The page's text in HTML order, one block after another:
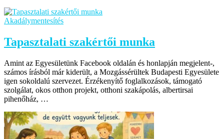
Akadálymentesítés
Tapasztalati szakértői munka
Amint az Egyesületünk Facebook oldalán és honlapján megjelent-,
számos írásból már kiderült, a Mozgássérültek Budapesti Egyesülete
igen sokoldalú szervezet. Érzékenyítő foglalkozások, támogató
szolgálat, okos otthon projekt, otthoni szakápolás, albertirsai
pihenőház, …